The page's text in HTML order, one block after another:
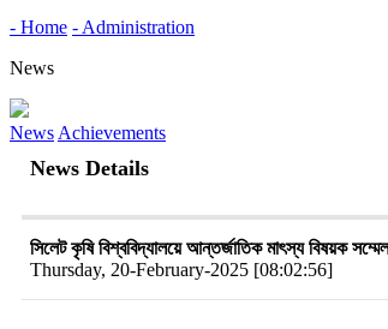
- Home - Administration
News
News Achievements
News Details
সিলেট কৃষি বিশ্ববিদ্যালয়ে আন্তর্জাতিক মাৎস্য বিষয়ক
Thursday, 20-February-2025 [08:02:56]